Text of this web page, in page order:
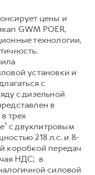
599 000 ₽
цены и
GWM POER,
технологии,
установки и
с
с дизельной
в
трех
с двухлитровым
218 л.с. и 8-
коробкой передач
НДС; в
силовой